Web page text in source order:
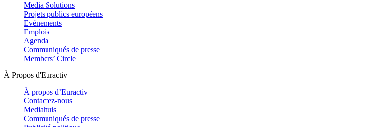
Media Solutions
Projets publics européens
Evénements
Emplois
Agenda
Communiqués de presse
Members’ Circle
À Propos d'Euractiv
À propos d’Euractiv
Contactez-nous
Mediahuis
Communiqués de presse